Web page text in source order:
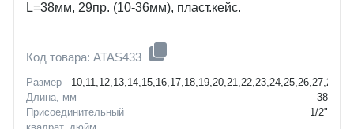
L=38мм, 29пр. (10-36мм), пласт.кейс.
Код товара: ATAS433
Размер
Длина, мм
38
Присоединительный
1/2"